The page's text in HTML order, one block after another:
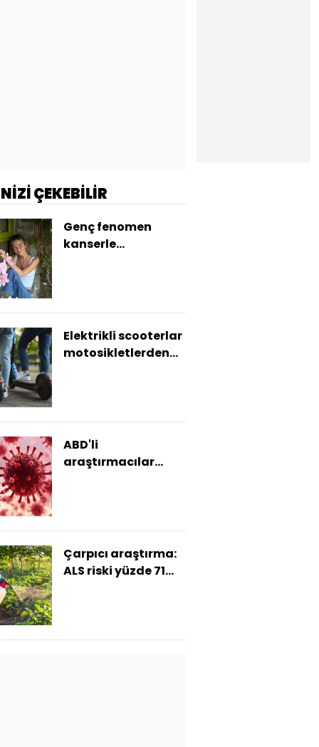
ÇEKEBİLİR
Genç fenomen
kanserle
Elektrikli scooterlar
motosikletlerden
ABD'li
araştırmacılar
Çarpıcı araştırma:
ALS riski yüzde 71